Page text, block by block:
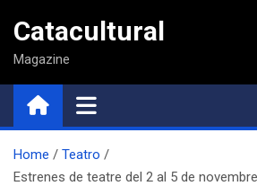
contenido
Catacultural
Magazine
Home
Teatro
Estrenes de teatre del 2 al 5 de